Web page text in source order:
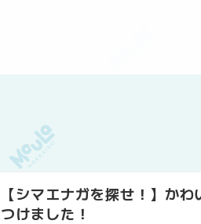
【シマエナガを探せ！】か
つけました！